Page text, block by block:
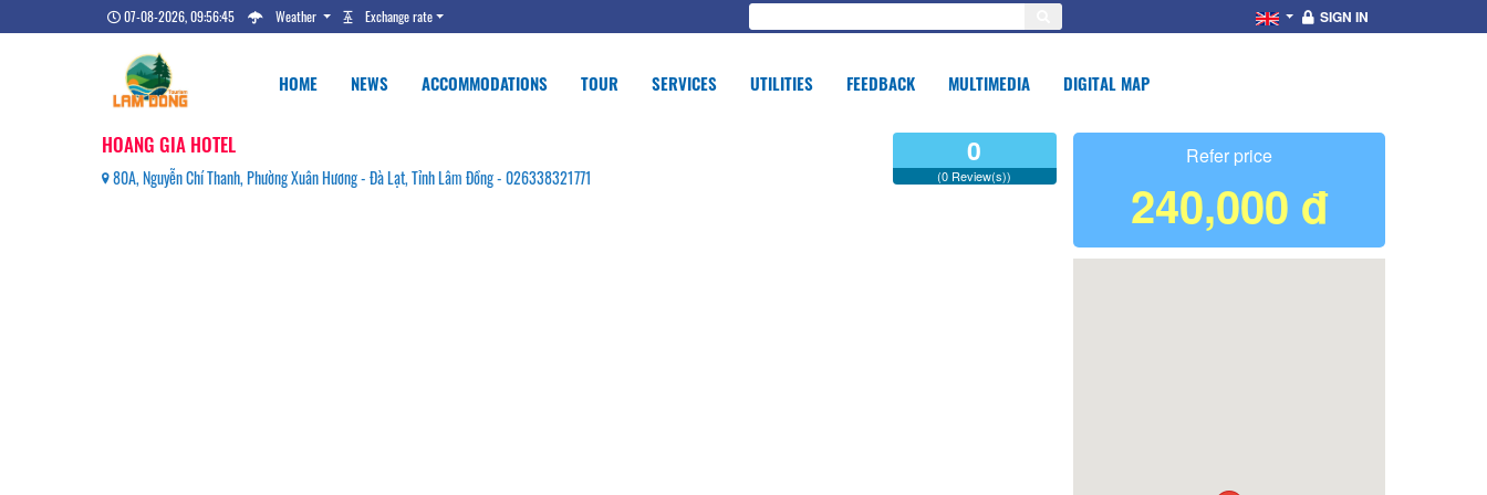
07-08-2026, 09:56:45 Weather Exchange rate SIGN IN
HOME NEWS ACCOMMODATIONS TOUR SERVICES UTILITIES FEEDBACK MULTIMEDIA DIGITAL MAP
HOANG GIA HOTEL
80A, Nguyễn Chí Thanh, Phường Xuân Hương - Đà Lạt, Tỉnh Lâm Đồng - 026338321771
0
(0 Review(s))
Refer price
240,000 đ